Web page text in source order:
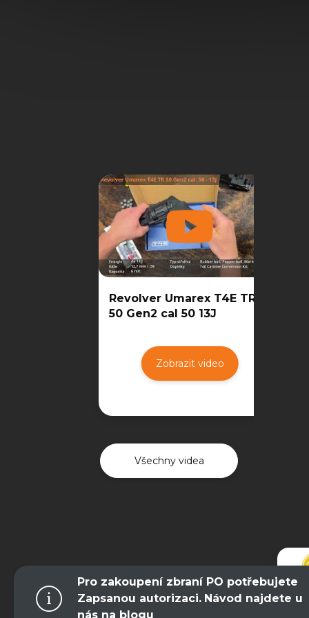
Pro zakoupení zbraní PO potřebujete
Zapsanou autorizaci. Návod najdete u
nás na blogu
Revolver Umarex T4E TR
50 Gen2 cal 50 13J
Zobrazit video
Všechny videa